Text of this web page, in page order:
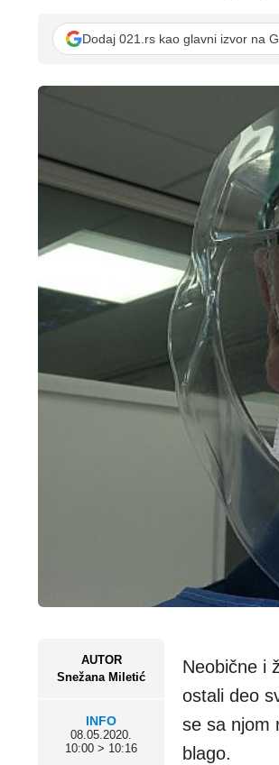
AUTOR
Snežana Miletić
INFO
08.05.2020.
10:00 > 10:16
Dodaj 021.rs kao glavni izvor na
Neobične i
ostali deo
se sa njom
blago.